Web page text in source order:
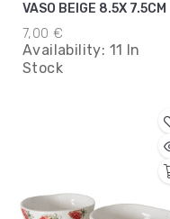
VASO BEIGE 8.5X 7.5CM
7,00 €
Availability: 11 In
Stock